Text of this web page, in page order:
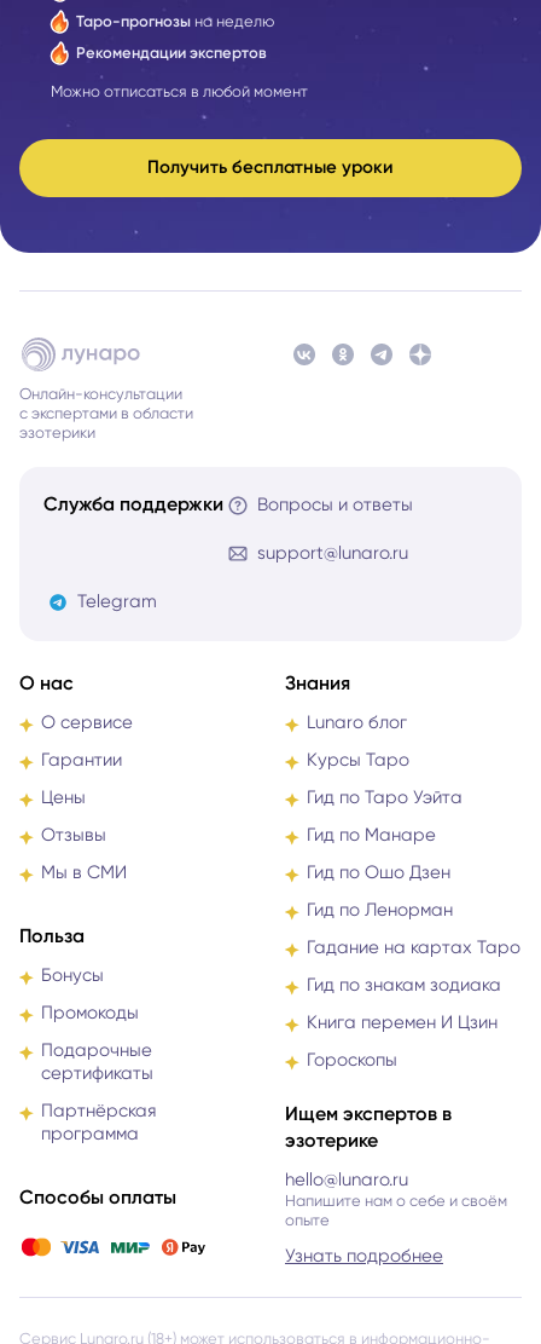
Таро-прогнозы на неделю
Рекомендации экспертов
Можно отписаться в любой момент
Получить бесплатные уроки
Онлайн-консультации
с экспертами в области
эзотерики
Служба поддержки Вопросы и ответы
support@lunaro.ru
Telegram
О нас
О сервисе
Гарантии
Цены
Отзывы
Мы в СМИ
Польза
Бонусы
Промокоды
Подарочные
сертификаты
Партнёрская
программа
Способы оплаты
Знания
Lunaro блог
Курсы Таро
Гид по Таро Уэйта
Гид по Манаре
Гид по Ошо Дзен
Гид по Ленорман
Гадание на картах Таро
Гид по знакам зодиака
Книга перемен И Цзин
Гороскопы
Ищем экспертов в
эзотерике
hello@lunaro.ru
Напишите нам о себе и своём
опыте
Узнать подробнее
Сервис Lunaro.ru (18+) может использоваться в информационно-